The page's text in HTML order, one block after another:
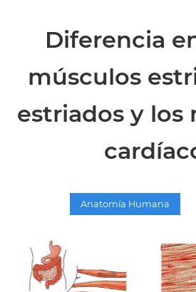
Diferencia
músculos
estriados y los
Anatomía Humana